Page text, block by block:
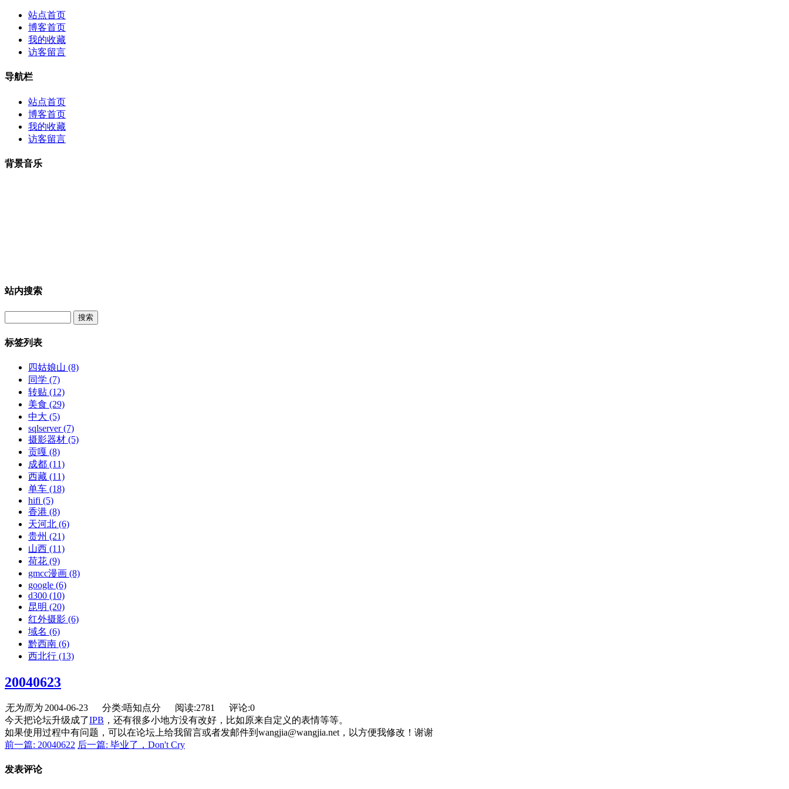
站点首页
博客首页
我的收藏
访客留言
导航栏
站点首页
博客首页
我的收藏
访客留言
背景音乐
站内搜索
标签列表
四姑娘山 (8)
同学 (7)
转贴 (12)
美食 (29)
中大 (5)
sqlserver(7)
摄影器材 (5)
贡嘎 (8)
成都 (11)
西藏 (11)
单车 (18)
hifi (5)
香港 (8)
天河北 (6)
贵州 (21)
山西 (11)
荷花 (9)
gmcc漫画 (8)
google (6)
d300 (10)
昆明 (20)
红外摄影 (6)
域名 (6)
黔西南 (6)
西北行 (13)
20040623
无为而为 2004-06-23 分类:唔知点分 阅读:2781
评论:0
今天把论坛升级成了IPB ，还有很多小地方没有改好，比如原来自定义的表情等等。
如果使用过程中有问题，可以在论坛上给我留言或者发邮件到wangjia@wangjia.net，以方便我修改！谢谢
前一篇: 20040622 后一篇: 毕业了，Don't Cry
发表评论